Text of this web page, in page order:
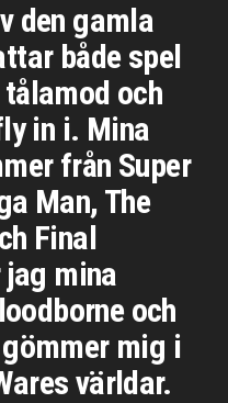
den gamla
både spel
och
in i. Mina
från Super
Man, The
Final
jag mina
och
mig i
världar.